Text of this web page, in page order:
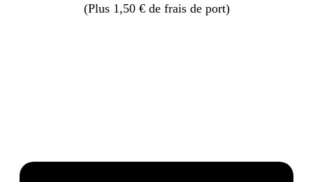
(Plus 1,50 € de frais de port)